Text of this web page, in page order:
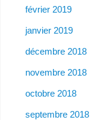
février 2019
janvier 2019
décembre 2018
novembre 2018
octobre 2018
septembre 2018